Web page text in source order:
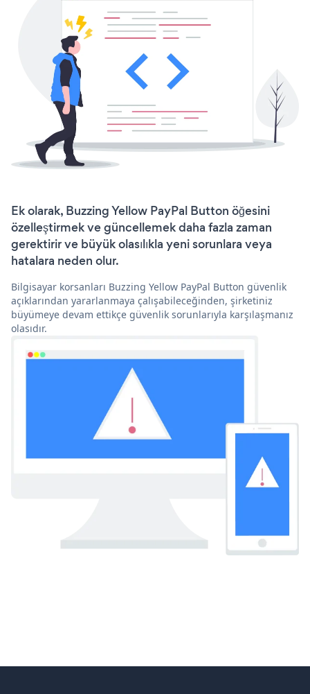
Ek olarak, Buzzing Yellow PayPal Button öğesini
özelleştirmek ve güncellemek daha fazla zaman
gerektirir ve büyük olasılıkla yeni sorunlara veya
hatalara neden olur.
Bilgisayar korsanları Buzzing Yellow PayPal Button güvenlik
açıklarından yararlanmaya çalışabileceğinden, şirketiniz
büyümeye devam ettikçe güvenlik sorunlarıyla karşılaşmanız
olasıdır.